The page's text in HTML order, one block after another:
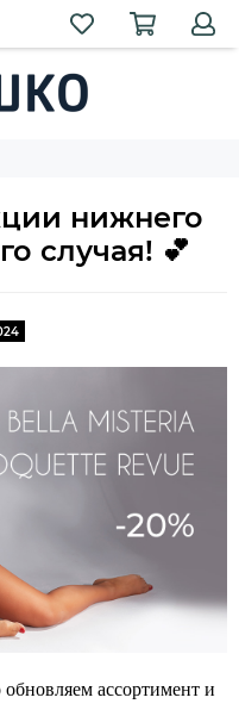
нижнего
случая! 💕
ассортимент и